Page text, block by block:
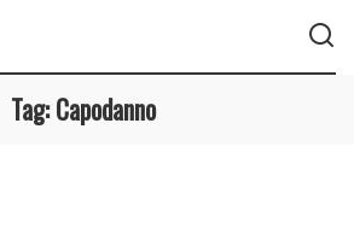
Tag:Capodanno